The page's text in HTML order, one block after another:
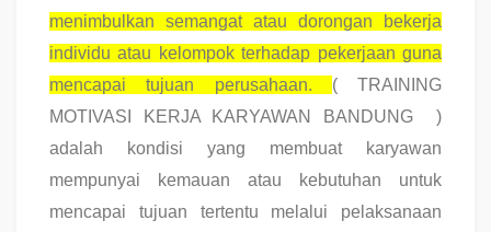
menimbulkan semangat atau dorongan bekerja
individu atau kelompok terhadap pekerjaan guna
mencapai tujuan perusahaan. ( TRAINING
MOTIVASI KERJA KARYAWAN BANDUNG)
adalah kondisi yang membuat karyawan
mempunyai kemauan atau kebutuhan untuk
mencapai tujuan tertentu melalui pelaksanaan